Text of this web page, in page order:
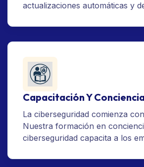
actualizaciones automáticas y
Asegura un rendimiento
tiempo de inactividad y cumple
que mantienen tus sistemas
y bajo control.
Capacitación Y
La ciberseguridad comienza
Nuestra formación en
ciberseguridad capacita a los
ingeniería social y conductas